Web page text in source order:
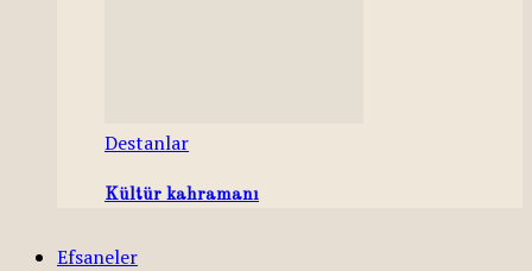
Destanlar
Kültür kahramanı
Efsaneler